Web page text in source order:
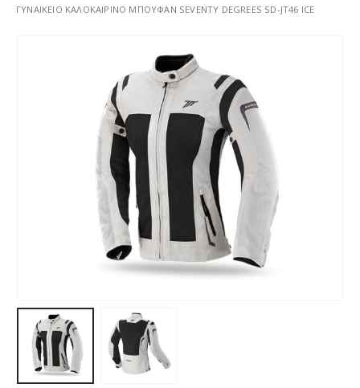
ΓΥΝΑΙΚΕΙΟ ΚΑΛΟΚΑΙΡΙΝΟ ΜΠΟΥΦΑΝ SEVENTY DEGREES SD-JT46 ICE